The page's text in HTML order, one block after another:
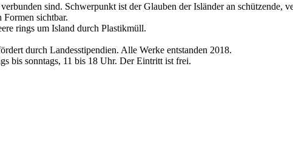
sind. Schwerpunkt ist der Glauben der Isländer an schützende,
Formen sichtbar.
rings um Island durch Plastikmüll.
durch Landesstipendien. Alle Werke entstanden 2018.
bis sonntags, 11 bis 18 Uhr. Der Eintritt ist frei.